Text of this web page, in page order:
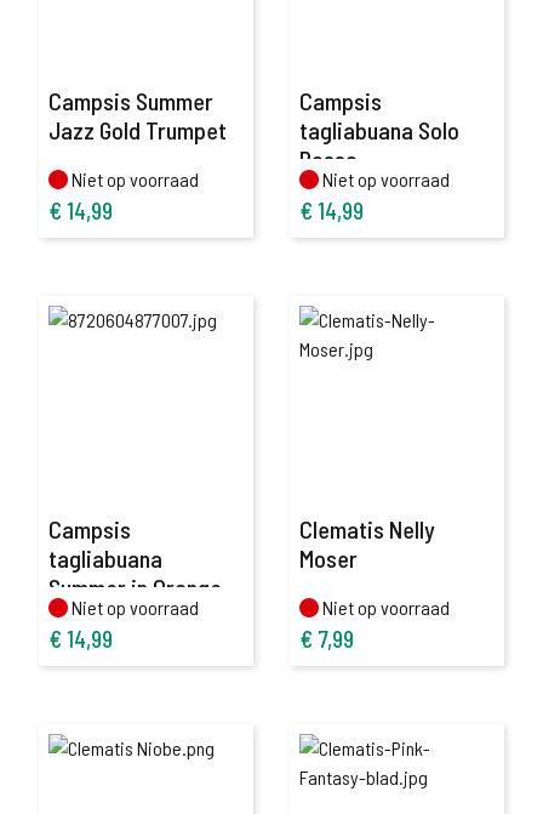
Campsis Summer
Jazz Gold Trumpet
Niet op voorraad
Niet op voorraad
€ 14,99
Campsis
tagliabuana Solo
Rosso
Niet op voorraad
Niet op voorraad
€ 14,99
Campsis
tagliabuana
Summer in Orange
Niet op voorraad
Niet op voorraad
€ 14,99
Clematis Nelly
Moser
Niet op voorraad
Niet op voorraad
€ 7,99